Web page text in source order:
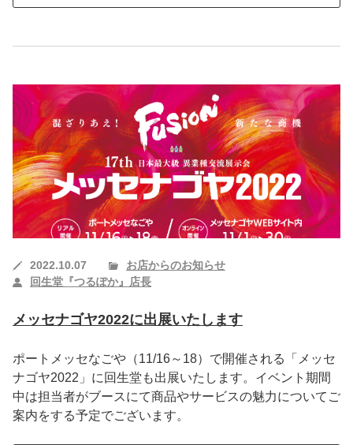
2022.10.07
お店からのお知らせ
回生堂『つるぽか』店長
メッセナゴヤ2022に出展いたします
ポートメッセなごや（11/16～18）で開催される「メッセ
ナゴヤ2022」に回生堂も出展いたします。イベント期間
中は担当者がブースにて商品やサービスの魅力についてご
案内をする予定でございます。